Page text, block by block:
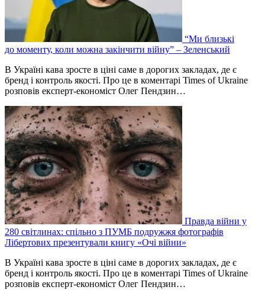
“Ми близькі
до моменту, коли можна закінчити війну” – Зеленський
В Україні кава зросте в ціні саме в дорогих закладах, де є
бренд і контроль якості. Про це в коментарі Times of Ukraine
розповів експерт-економіст Олег Пендзин…
Правда війни у
280 світлинах: спільно з ПУМБ подружжя фотографів
Лібертових презентували книгу «Очі війни»
В Україні кава зросте в ціні саме в дорогих закладах, де є
бренд і контроль якості. Про це в коментарі Times of Ukraine
розповів експерт-економіст Олег Пендзин…